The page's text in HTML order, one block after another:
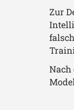
Zur
Nach